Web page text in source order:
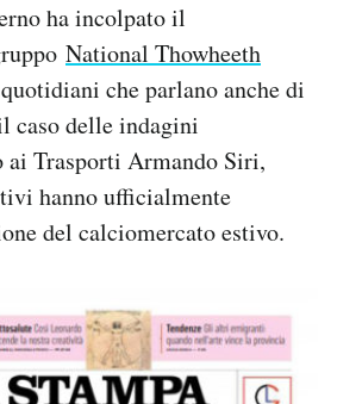
ha incolpato il
National Thowheeth
che parlano anche di
caso delle indagini
ai Trasporti Armando Siri,
hanno ufficialmente
del calciomercato estivo.